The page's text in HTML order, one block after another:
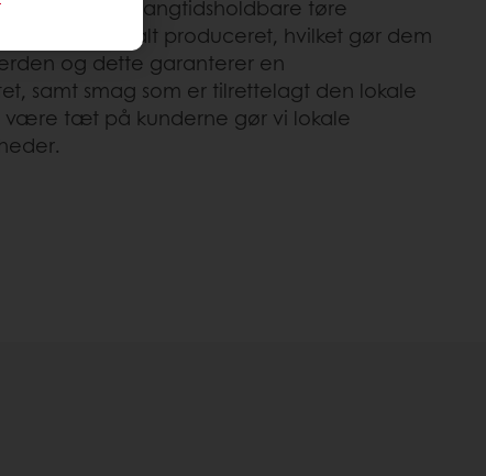
såvel om langtidsholdbare tøre
er også lokalt produceret, hvilket gør dem
og dette garanterer en
samt smag som er tilrettelagt den lokale
være tæt på kunderne gør vi lokale